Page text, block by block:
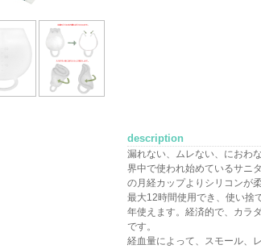
description
漏れない、ムレない、におわ
界中で使われ始めているサニ
の月経カップよりシリコンが
最大12時間使用でき、使い捨
年使えます。経済的で、カラ
です。
経血量によって、スモール、